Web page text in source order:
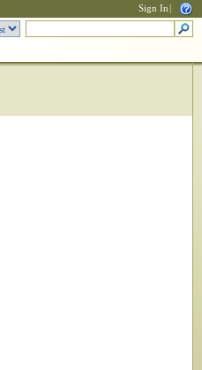
Sign In